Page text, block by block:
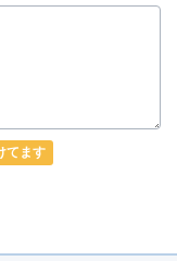
てます